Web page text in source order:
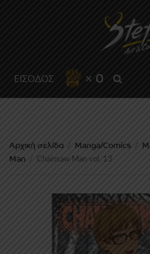
ΕΙΣΟΔΟΣ × 0
Αρχική σελίδα / Manga/Comics /
Man / Chainsaw Man vol. 13